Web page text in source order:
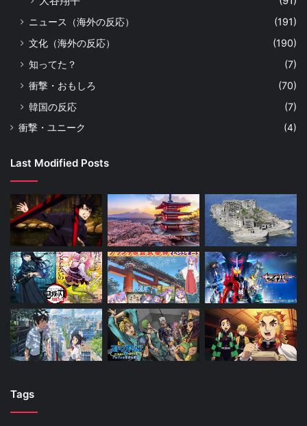
ニュース（海外の反応）
(191)
文化（海外の反応）
(190)
知ってた？
(7)
衝撃・おもしろ
(70)
韓国の反応
(7)
衝撃・ユニーク (4)
Last Modified Posts
Tags